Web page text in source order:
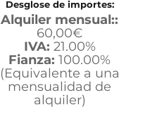
Desglose de importes:
Alquiler mensual::
60,00€
IVA: 21.00%
Fianza: 100.00%
(Equivalente a una
mensualidad de
alquiler)